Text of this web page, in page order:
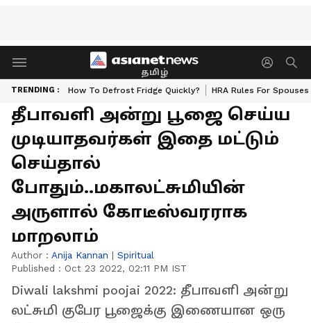
தமிழ்
TRENDING : How To Defrost Fridge Quickly? HRA Rules For Spouses
தீபாவளி அன்று பூஜை செய்ய
முடியாதவர்கள் இதை மட்டும்
செய்தால்
போதும்..மகாலட்சுமியின்
அருளால் கோடீஸ்வரராக
மாறலாம்
Author : Anija Kannan | Spiritual
Published : Oct 23 2022, 02:11 PM IST
Diwali lakshmi poojai 2022: தீபாவளி அன்று
லட்சுமி குபேர பூஜைக்கு இணையான ஒரு